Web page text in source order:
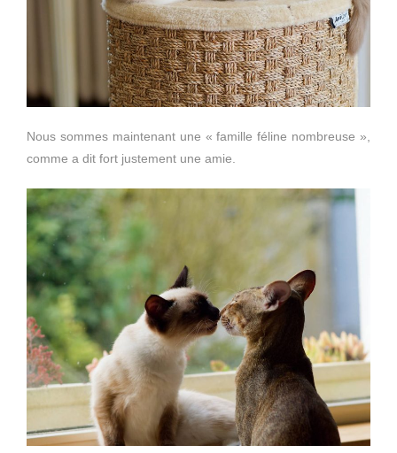
Nous sommes maintenant une « famille féline nombreuse »,
comme a dit fort justement une amie.